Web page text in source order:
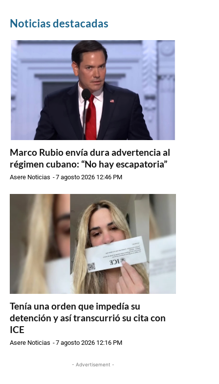
Noticias destacadas
Marco Rubio envía dura advertencia al
régimen cubano: “No hay escapatoria”
Asere Noticias -7 agosto 2026 12:46 PM
Tenía una orden que impedía su
detención y así transcurrió su cita con
ICE
Asere Noticias -7 agosto 2026 12:16 PM
- Advertisement -